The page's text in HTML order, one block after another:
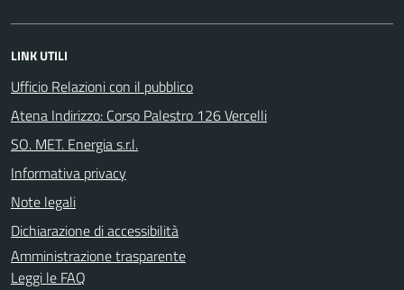
LINK UTILI
Ufficio Relazioni con il pubblico
Atena Indirizzo: Corso Palestro 126 Vercelli
SO. MET. Energia s.r.l.
Informativa privacy
Note legali
Dichiarazione di accessibilità
Amministrazione trasparente
Leggi le FAQ